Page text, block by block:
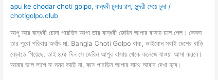
apu ke chodar choti golpo,বান্ধবী চুদার গল্প,সুন্দরী মেয়ে চুদা /
chotigolpo.club
আপু আর বান্ধবী চোদা পারভিন আপা তার বান্ধবী জেরিন আপার বাসায় চলে গেল। কেননা
তার পুরো পরিবার অর্থাৎ মা, Bangla Choti Golpo বাবা, ভাইবোন সবাই দেশের বাড়ি
বেড়াতে গিয়েছে, তাই ৪/৫ দিন সে জেরিন আপুর বাসায় থেকে কলেজে যাওয়া আসা করবে।
আমার ভাল লাগে না সময় কাটে না, কবে পারভিন আপার সাথে আবার দেখা হবে।